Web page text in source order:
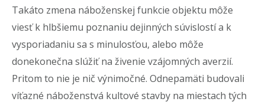
Takáto zmena náboženskej funkcie objektu môže
viesť k hlbšiemu poznaniu dejinných súvislostí a k
vysporiadaniu sa s minulosťou, alebo môže
donekonečna slúžiť na živenie vzájomných averzií.
Pritom to nie je nič výnimočné. Odnepamäti budovali
víťazné náboženstvá kultové stavby na miestach tých